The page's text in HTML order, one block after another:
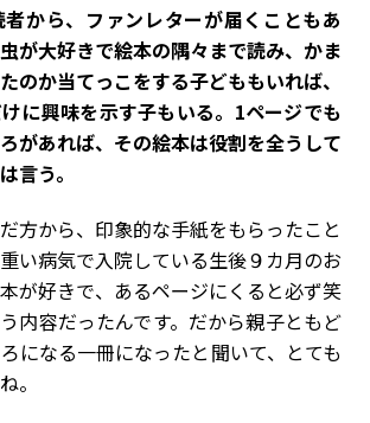
者から、ファンレターが届くこともあ
が大好きで絵本の隅々まで読み、かま
のか当てっこをする子どももいれば、
に興味を示す子もいる。1ページでも
があれば、その絵本は役割を全うして
言う。
方から、印象的な手紙をもらったこと
い病気で入院している生後９カ月のお
が好きで、あるページにくると必ず笑
内容だったんです。だから親子ともど
になる一冊になったと聞いて、とても
。